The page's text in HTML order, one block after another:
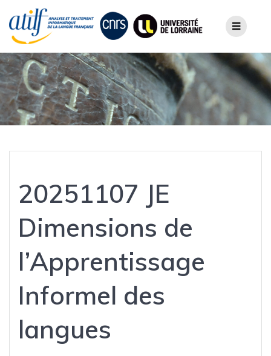
content
20251107 JE
Dimensions de
l’Apprentissage
Informel des
langues